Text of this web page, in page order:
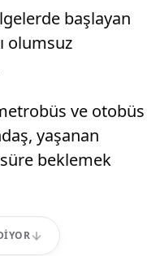
başlayan
olumsuz
ve otobüs
yaşanan
beklemek